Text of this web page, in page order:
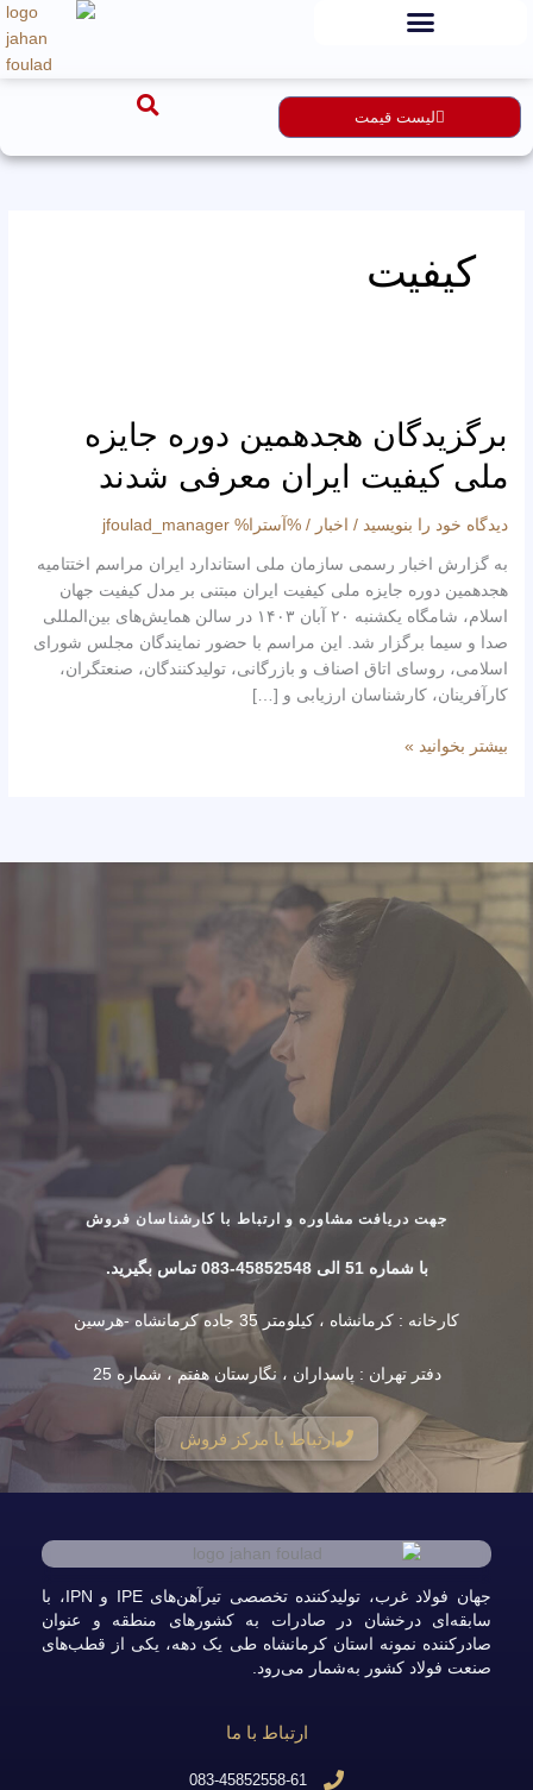
لیست قیمت
کیفیت
برگزیدگان هجدهمین دوره جایزه
ملی کیفیت ایران معرفی شدند
دیدگاه‌ خود را بنویسید / اخبار / %آسترا% jfoulad_manager
به گزارش اخبار رسمی سازمان ملی استاندارد ایران مراسم اختتامیه
هجدهمین دوره جایزه ملی کیفیت ایران مبتنی بر مدل کیفیت جهان
اسلام، شامگاه یکشنبه ۲۰ آبان ۱۴۰۳ در سالن همایش‌های بین‌المللی
صدا و سیما برگزار شد. این مراسم با حضور نمایندگان مجلس شورای
اسلامی، روسای اتاق اصناف و بازرگانی، تولیدکنندگان، صنعتگران،
کارآفرینان، کارشناسان ارزیابی و […]
دوره
جایزه
ملی
ایران
معرفی
شدند
بیشتر بخوانید »
جهت دریافت مشاوره و ارتباط با کارشناسان فروش
با شماره 51 الی 45852548-083 تماس بگیرید.
کارخانه : کرمانشاه ، کیلومتر 35 جاده کرمانشاه -هرسین
دفتر تهران : پاسداران ، نگارستان هفتم ، شماره 25
ارتباط با مرکز فروش
جهان فولاد غرب، تولیدکننده تخصصی تیرآهن‌های IPE و IPN، با
سابقه‌ای درخشان در صادرات به کشورهای منطقه و عنوان
صادرکننده نمونه استان کرمانشاه طی یک دهه، یکی از قطب‌های
صنعت فولاد کشور به‌شمار می‌رود.
ارتباط با ما
083-45852558-61